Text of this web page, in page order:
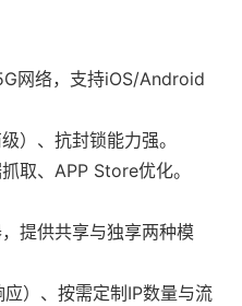
网络，支持iOS/Android
）、抗封锁能力强。
取、APP Store优化。
提供共享与独享两种模
）、按需定制IP数量与流